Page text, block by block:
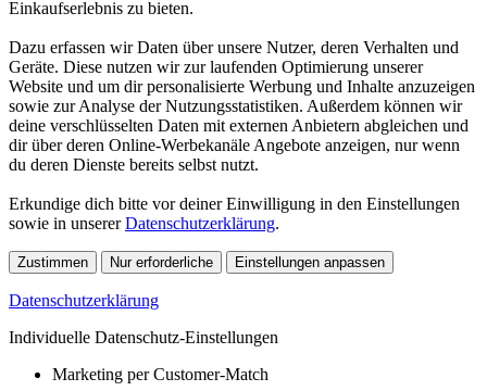
Einkaufserlebnis zu bieten.
Dazu erfassen wir Daten über unsere Nutzer, deren Verhalten und
Geräte. Diese nutzen wir zur laufenden Optimierung unserer
Website und um dir personalisierte Werbung und Inhalte anzuzeigen
sowie zur Analyse der Nutzungsstatistiken. Außerdem können wir
deine verschlüsselten Daten mit externen Anbietern abgleichen und
dir über deren Online-Werbekanäle Angebote anzeigen, nur wenn
du deren Dienste bereits selbst nutzt.
Erkundige dich bitte vor deiner Einwilligung in den Einstellungen
sowie in unsererDatenschutzerklärung.
Zustimmen Nur erforderliche Einstellungen anpassen
Datenschutzerklärung
Individuelle Datenschutz-Einstellungen
Marketing per Customer-Match